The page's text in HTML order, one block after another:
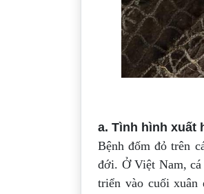
a. Tình hình xuất
Bệnh đốm đỏ trên
đới. Ở Việt Nam,
triển vào cuối xuân